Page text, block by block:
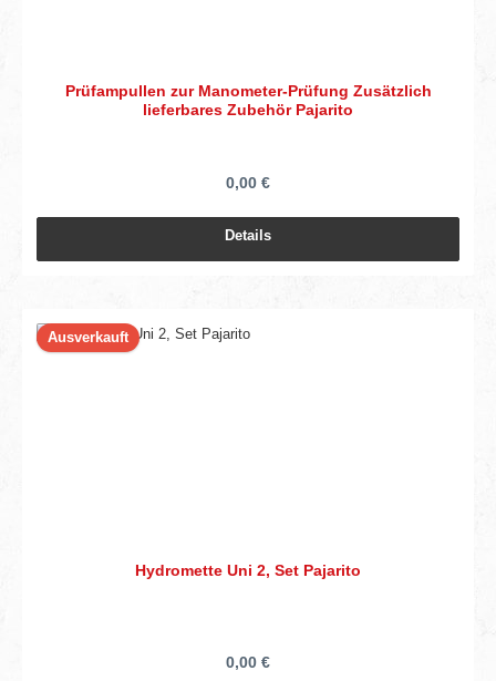
Prüfampullen zur Manometer-Prüfung Zusätzlich
lieferbares Zubehör Pajarito
0,00 €
Details
Ausverkauft
Hydromette Uni 2, Set Pajarito
0,00 €